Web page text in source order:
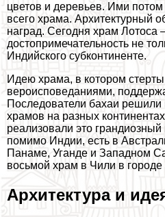
цветов и деревьев. Ими
всего храма. Архитектурный
наград. Сегодня храм Лотоса
достопримечательность не
Индийского субконтиненте.
Идею храма, в котором
вероисповеданиями,
Последователи бахаи
храмов на разных
реализовали это
помимо Индии, есть в
Панаме, Уганде и Западном
восьмой храм в Чили в городе
Архитектура и